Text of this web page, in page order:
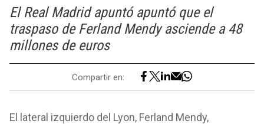
El Real Madrid apuntó apuntó que el
traspaso de Ferland Mendy asciende a 48
millones de euros
Compartir en:
El lateral izquierdo del Lyon, Ferland Mendy,